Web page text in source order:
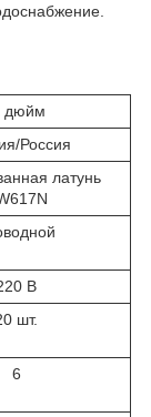
Россия
латунь
В
шт.
6